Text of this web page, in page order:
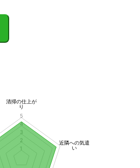
清掃の仕上が
り
近隣への気遣
い
1
2
3
4
5